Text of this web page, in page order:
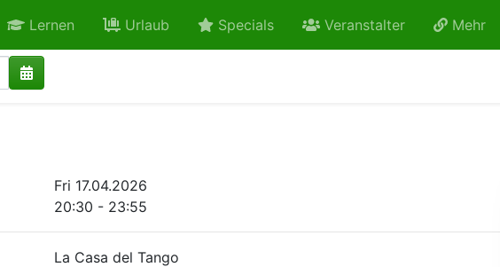
Lernen Urlaub Specials Veranstalter Mehr
Fri 17.04.2026
20:30 - 23:55
La Casa del Tango